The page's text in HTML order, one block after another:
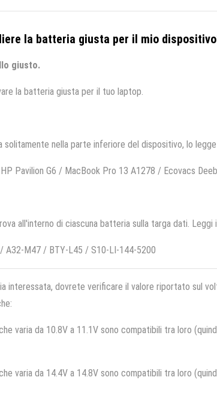
la batteria giusta per il mio
giusto.
la batteria giusta per il tuo laptop.
solitamente nella parte inferiore del dispositivo, lo
Pavilion G6 / MacBook Pro 13 A1278 / Ecovacs
all'interno di ciascuna batteria sulla targa dati.
A32-M47 / BTY-L45 / S10-LI-144-5200
interessata, dovrete verificare il valore riportato sul
varia da 10.8V a 11.1V sono compatibili tra loro
varia da 14.4V a 14.8V sono compatibili tra loro